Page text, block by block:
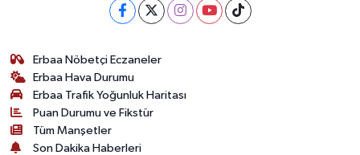
Erbaa Nöbetçi Eczaneler
Erbaa Hava Durumu
Erbaa Trafik Yoğunluk Haritası
Puan Durumu ve Fikstür
Tüm Manşetler
Son Dakika Haberleri